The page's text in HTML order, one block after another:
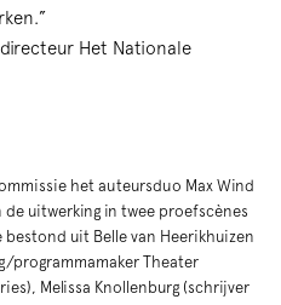
Het Nationale
het auteursduo Max Wind
uitwerking in twee proefscènes
uit Belle van Heerikhuizen
programmamaker Theater
Melissa Knollenburg (schrijver